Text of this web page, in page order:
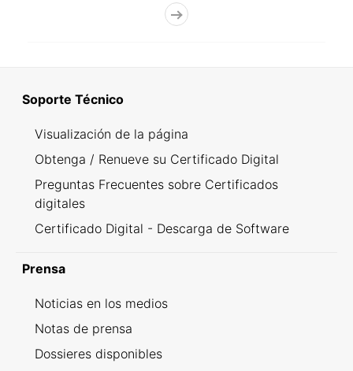
Soporte Técnico
Visualización de la página
Obtenga / Renueve su Certificado Digital
Preguntas Frecuentes sobre Certificados
digitales
Certificado Digital - Descarga de Software
Prensa
Noticias en los medios
Notas de prensa
Dossieres disponibles